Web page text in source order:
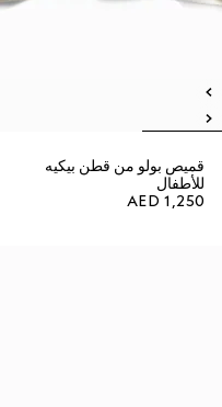
قميص بولو من قطن بيكيه
للأطفال
AED 1,250